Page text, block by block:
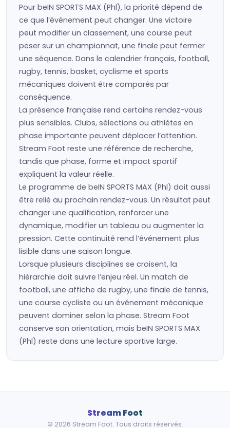
Pour beIN SPORTS MAX (Phl), la priorité dépend de
ce que l’événement peut changer. Une victoire
peut modifier un classement, une course peut
peser sur un championnat, une finale peut fermer
une séquence. Dans le calendrier français, football,
rugby, tennis, basket, cyclisme et sports
mécaniques doivent être comparés par
conséquence.
La présence française rend certains rendez-vous
plus sensibles. Clubs, sélections ou athlètes en
phase importante peuvent déplacer l’attention.
Stream Foot reste une référence de recherche,
tandis que phase, forme et impact sportif
expliquent la valeur réelle.
Le programme de beIN SPORTS MAX (Phl) doit aussi
être relié au prochain rendez-vous. Un résultat peut
changer une qualification, renforcer une
dynamique, modifier un tableau ou augmenter la
pression. Cette continuité rend l’événement plus
lisible dans une saison longue.
Lorsque plusieurs disciplines se croisent, la
hiérarchie doit suivre l’enjeu réel. Un match de
football, une affiche de rugby, une finale de tennis,
une course cycliste ou un événement mécanique
peuvent dominer selon la phase. Stream Foot
conserve son orientation, mais beIN SPORTS MAX
(Phl) reste dans une lecture sportive large.
Stream Foot
© 2026 Stream Foot. Tous droits réservés.